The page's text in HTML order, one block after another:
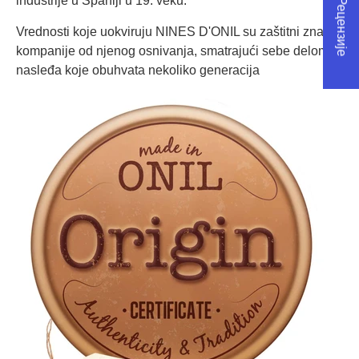
Vrednosti koje uokviruju NINES D'ONIL su zaštitni znak
kompanije od njenog osnivanja, smatrajući sebe delom
nasleđa koje obuhvata nekoliko generacija
★ Рецензије